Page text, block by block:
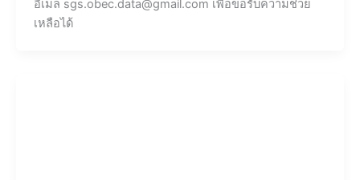
อีเมล sgs.obec.data@gmail.com เพื่อขอรับความช่วย
เหลือได้